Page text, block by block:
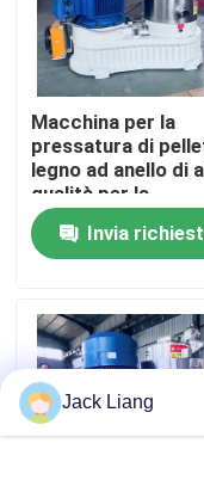
Chi siamo
Fatory Tour
Controllo di
Contattaci
Richiedere un
Macchina del
Fabbricazione di
Macchina per la
pressatura di
legno ad anello di
qualità per la
produzione di
pulita Invia
Jack Liang